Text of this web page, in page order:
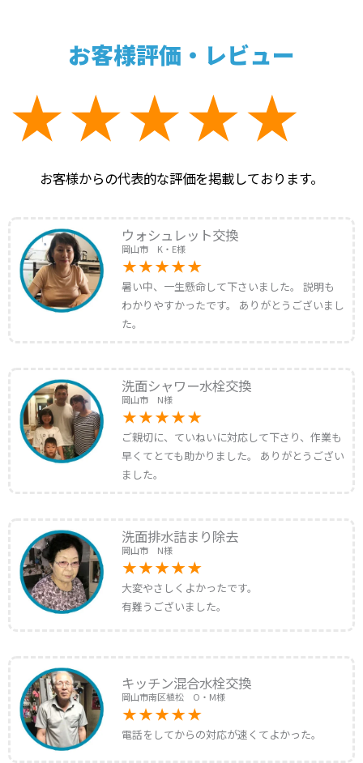
お客様評価・レビュー
お客様からの代表的な評価を掲載しております。
ウォシュレット交換
岡山市 K・E様
暑い中、一生懸命して下さいました。 説明も
わかりやすかったです。 ありがとうございまし
た。
洗面シャワー水栓交換
岡山市 N様
ご親切に、ていねいに対応して下さり、作業も
早くてとても助かりました。 ありがとうござい
ました。
洗面排水詰まり除去
岡山市 N様
大変やさしくよかったです。
有難うございました。
キッチン混合水栓交換
岡山市南区植松 O・M様
電話をしてからの対応が速くてよかった。